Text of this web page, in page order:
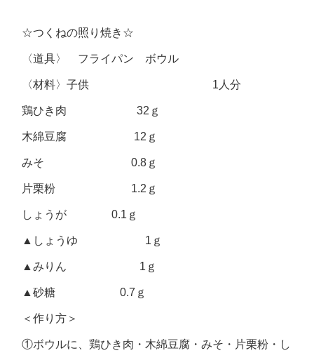
☆つくねの照り焼き☆
〈道具〉 フライパン ボウル
〈材料〉子供 1人分
鶏ひき肉 32ｇ
木綿豆腐 12ｇ
みそ 0.8ｇ
片栗粉 1.2ｇ
しょうが 0.1ｇ
▲しょうゆ 1ｇ
▲みりん 1ｇ
▲砂糖 0.7ｇ
＜作り方＞
①ボウルに、鶏ひき肉・木綿豆腐・みそ・片栗粉・し